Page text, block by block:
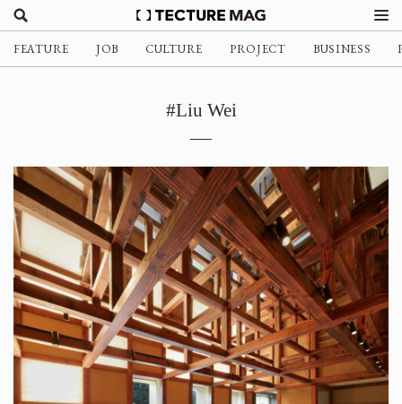
FEATURE JOB CULTURE PROJECT BUSINESS
#Liu Wei